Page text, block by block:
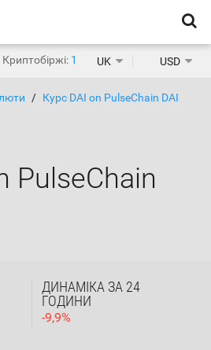
Криптобіржі: 1 471UK USD
Курс DAI on PulseChain DAI
PulseChain
ДИНАМІКА ЗА 24
ГОДИНИ
-9,9%